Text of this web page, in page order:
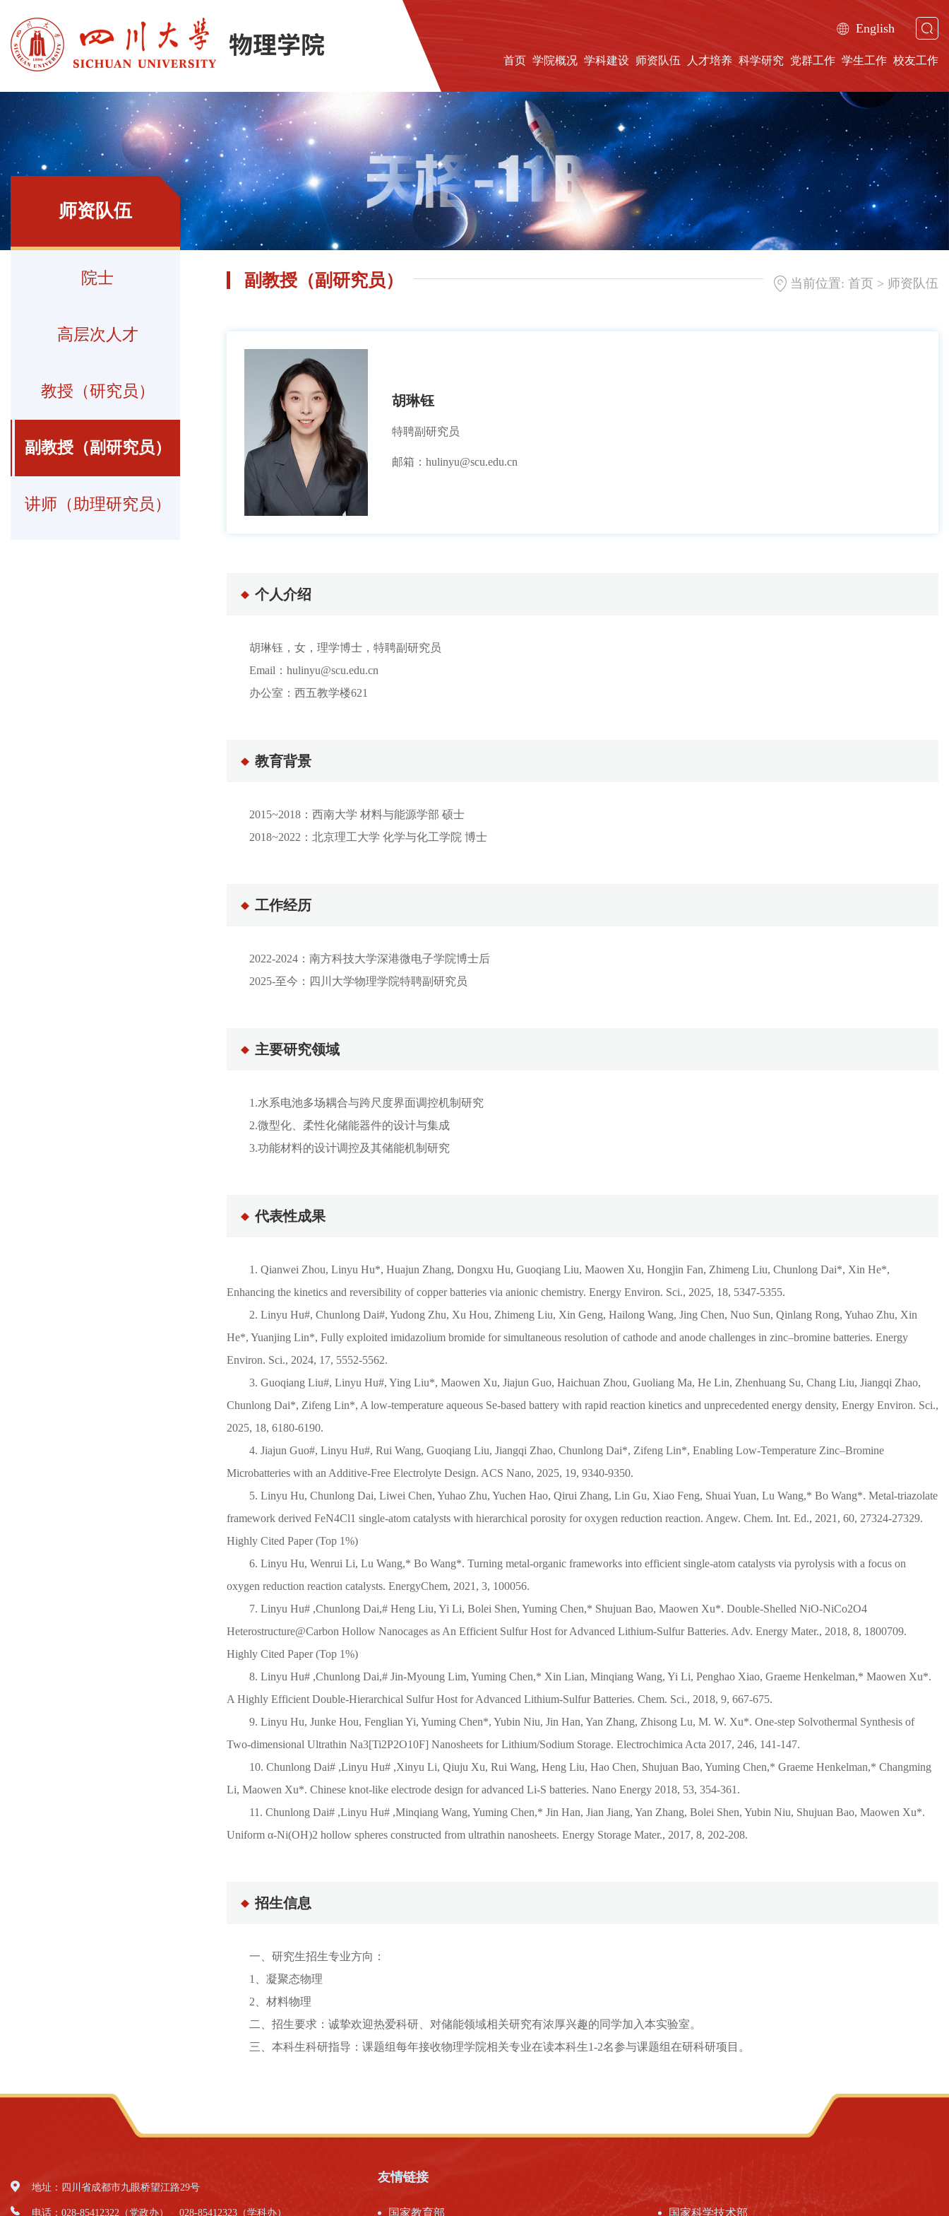
English
首页 学院概况 学科建设 师资队伍 人才培养 科学研究 党群工作 学生工作 校友工作
师资队伍
院士
高层次人才
教授（研究员）
副教授（副研究员）
讲师（助理研究员）
副教授（副研究员） 当前位置: 首页 > 师资队伍
胡琳钰
特聘副研究员
邮箱：hulinyu@scu.edu.cn
个人介绍
胡琳钰，女，理学博士，特聘副研究员
Email：hulinyu@scu.edu.cn
办公室：西五教学楼621
教育背景
2015~2018：西南大学 材料与能源学部 硕士
2018~2022：北京理工大学 化学与化工学院 博士
工作经历
2022-2024：南方科技大学深港微电子学院博士后
2025-至今：四川大学物理学院特聘副研究员
主要研究领域
1.水系电池多场耦合与跨尺度界面调控机制研究
2.微型化、柔性化储能器件的设计与集成
3.功能材料的设计调控及其储能机制研究
代表性成果
1. Qianwei Zhou, Linyu Hu*, Huajun Zhang, Dongxu Hu, Guoqiang Liu, Maowen Xu, Hongjin Fan, Zhimeng Liu, Chunlong Dai*, Xin He*,
Enhancing the kinetics and reversibility of copper batteries via anionic chemistry. Energy Environ. Sci., 2025, 18, 5347-5355.
2. Linyu Hu#, Chunlong Dai#, Yudong Zhu, Xu Hou, Zhimeng Liu, Xin Geng, Hailong Wang, Jing Chen, Nuo Sun, Qinlang Rong, Yuhao Zhu, Xin
He*, Yuanjing Lin*, Fully exploited imidazolium bromide for simultaneous resolution of cathode and anode challenges in zinc–bromine batteries. Energy
Environ. Sci., 2024, 17, 5552-5562.
3. Guoqiang Liu#, Linyu Hu#, Ying Liu*, Maowen Xu, Jiajun Guo, Haichuan Zhou, Guoliang Ma, He Lin, Zhenhuang Su, Chang Liu, Jiangqi Zhao,
Chunlong Dai*, Zifeng Lin*, A low-temperature aqueous Se-based battery with rapid reaction kinetics and unprecedented energy density, Energy Environ. Sci.,
2025, 18, 6180-6190.
4. Jiajun Guo#, Linyu Hu#, Rui Wang, Guoqiang Liu, Jiangqi Zhao, Chunlong Dai*, Zifeng Lin*, Enabling Low-Temperature Zinc–Bromine
Microbatteries with an Additive-Free Electrolyte Design. ACS Nano, 2025, 19, 9340-9350.
5. Linyu Hu, Chunlong Dai, Liwei Chen, Yuhao Zhu, Yuchen Hao, Qirui Zhang, Lin Gu, Xiao Feng, Shuai Yuan, Lu Wang,* Bo Wang*. Metal-triazolate
framework derived FeN4Cl1 single-atom catalysts with hierarchical porosity for oxygen reduction reaction. Angew. Chem. Int. Ed., 2021, 60, 27324-27329.
Highly Cited Paper (Top 1%)
6. Linyu Hu, Wenrui Li, Lu Wang,* Bo Wang*. Turning metal-organic frameworks into efficient single-atom catalysts via pyrolysis with a focus on
oxygen reduction reaction catalysts. EnergyChem, 2021, 3, 100056.
7. Linyu Hu#,Chunlong Dai,# Heng Liu, Yi Li, Bolei Shen, Yuming Chen,* Shujuan Bao, Maowen Xu*. Double-Shelled NiO-NiCo2O4
Heterostructure@Carbon Hollow Nanocages as An Efficient Sulfur Host for Advanced Lithium-Sulfur Batteries. Adv. Energy Mater., 2018, 8, 1800709.
Highly Cited Paper (Top 1%)
8. Linyu Hu#,Chunlong Dai,# Jin-Myoung Lim, Yuming Chen,* Xin Lian, Minqiang Wang, Yi Li, Penghao Xiao, Graeme Henkelman,* Maowen Xu*.
A Highly Efficient Double-Hierarchical Sulfur Host for Advanced Lithium-Sulfur Batteries. Chem. Sci., 2018, 9, 667-675.
9. Linyu Hu, Junke Hou, Fenglian Yi, Yuming Chen*, Yubin Niu, Jin Han, Yan Zhang, Zhisong Lu, M. W. Xu*. One-step Solvothermal Synthesis of
Two-dimensional Ultrathin Na3[Ti2P2O10F] Nanosheets for Lithium/Sodium Storage. Electrochimica Acta 2017, 246, 141-147.
10. Chunlong Dai# ,Linyu Hu#,Xinyu Li, Qiuju Xu, Rui Wang, Heng Liu, Hao Chen, Shujuan Bao, Yuming Chen,* Graeme Henkelman,* Changming
Li, Maowen Xu*. Chinese knot-like electrode design for advanced Li-S batteries. Nano Energy 2018, 53, 354-361.
11. Chunlong Dai# ,Linyu Hu#,Minqiang Wang, Yuming Chen,* Jin Han, Jian Jiang, Yan Zhang, Bolei Shen, Yubin Niu, Shujuan Bao, Maowen Xu*.
Uniform α-Ni(OH)2 hollow spheres constructed from ultrathin nanosheets. Energy Storage Mater., 2017, 8, 202-208.
招生信息
一、研究生招生专业方向：
1、凝聚态物理
2、材料物理
二、招生要求：诚挚欢迎热爱科研、对储能领域相关研究有浓厚兴趣的同学加入本实验室。
三、本科生科研指导：课题组每年接收物理学院相关专业在读本科生1-2名参与课题组在研科研项目。
地址：四川省成都市九眼桥望江路29号
电话：028-85412322（党政办） 028-85412323（学科办）
友情链接
国家教育部 国家科学技术部